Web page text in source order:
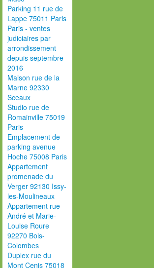
Parking 11 rue de
Lappe 75011 Paris
Paris - ventes
judiciaires par
arrondissement
depuis septembre
2016
Maison rue de la
Marne 92330
Sceaux
Studio rue de
Romainville 75019
Paris
Emplacement de
parking avenue
Hoche 75008 Paris
Appartement
promenade du
Verger 92130 Issy-
les-Moulineaux
Appartement rue
André et Marie-
Louise Roure
92270 Bois-
Colombes
Duplex rue du
Mont Cenis 75018